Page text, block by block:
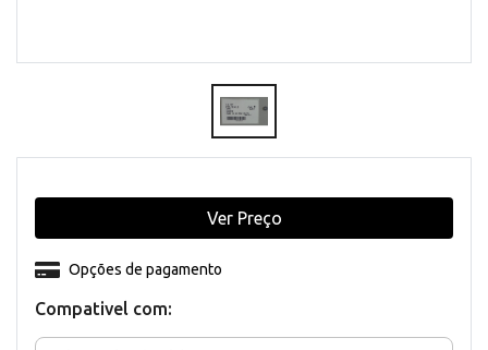
Compativel com:
Opções de pagamento
Ver Preço